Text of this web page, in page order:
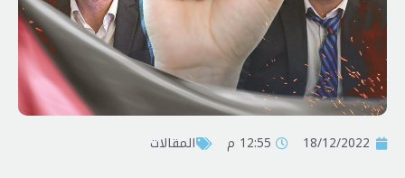
18/12/2022 12:55 م المقالات